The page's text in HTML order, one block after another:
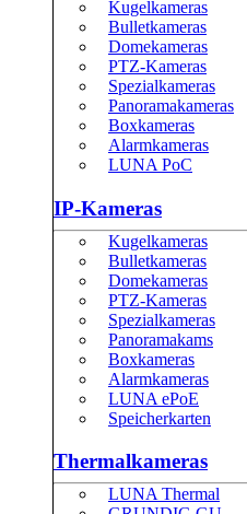
Kugelkameras
Bulletkameras
Domekameras
PTZ-Kameras
Spezialkameras
Panoramakameras
Boxkameras
Alarmkameras
LUNA PoC
IP-Kameras
Kugelkameras
Bulletkameras
Domekameras
PTZ-Kameras
Spezialkameras
Panoramakams
Boxkameras
Alarmkameras
LUNA ePoE
Speicherkarten
Thermalkameras
LUNA Thermal